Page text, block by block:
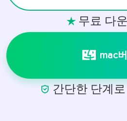
 무료 다
mac
 간단한 단계